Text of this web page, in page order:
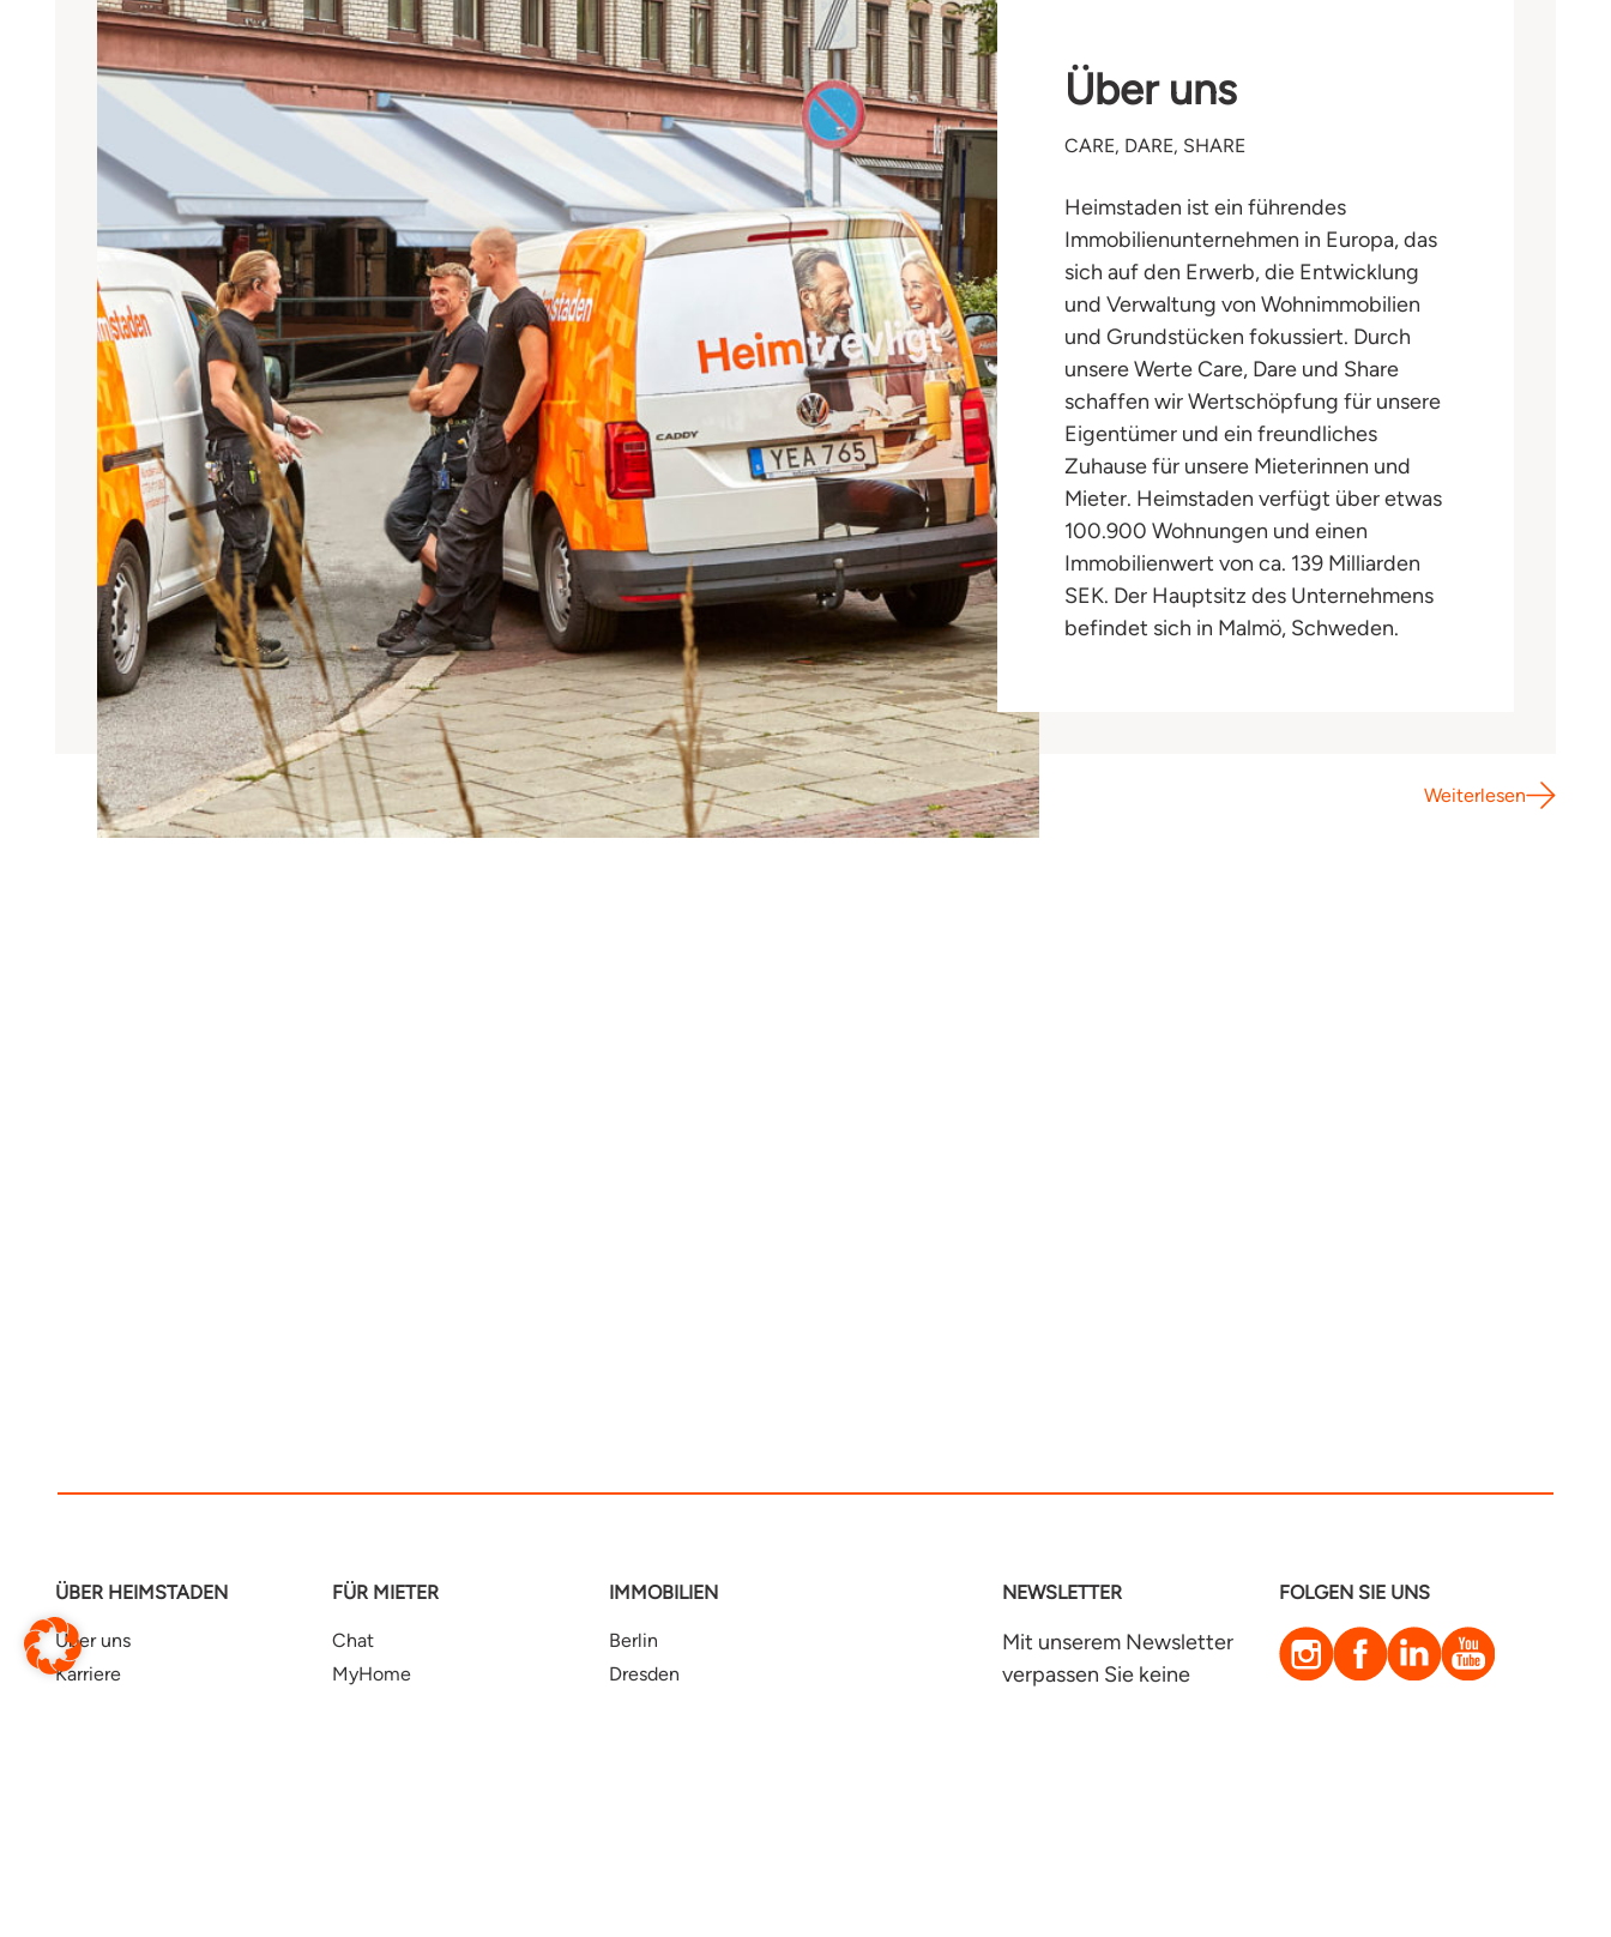
Über uns
CARE, DARE, SHARE
Heimstaden ist ein führendes
Immobilienunternehmen in Europa, das
sich auf den Erwerb, die Entwicklung
und Verwaltung von Wohnimmobilien
und Grundstücken fokussiert. Durch
unsere Werte Care, Dare und Share
schaffen wir Wertschöpfung für unsere
Eigentümer und ein freundliches
Zuhause für unsere Mieterinnen und
Mieter. Heimstaden verfügt über etwas
100.900 Wohnungen und einen
Immobilienwert von ca. 139 Milliarden
SEK. Der Hauptsitz des Unternehmens
befindet sich in Malmö, Schweden.
Weiterlesen
ÜBER HEIMSTADEN
Über uns
Karriere
FÜR MIETER
Chat
MyHome
IMMOBILIEN
Berlin
Dresden
NEWSLETTER
Mit unserem Newsletter
verpassen Sie keine
FOLGEN SIE UNS
InstagramFacebookLinkedInYouTube